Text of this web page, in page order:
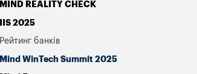
MIND REALITY CHECK
IIS 2025
Рейтинг банків
Mind WinTech Summit 2025